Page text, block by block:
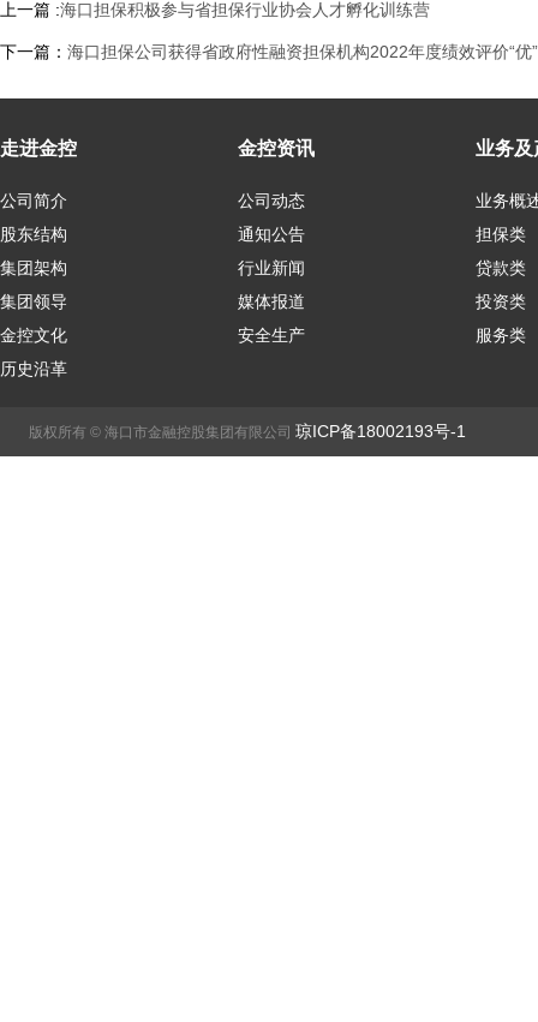
上一篇 :海口担保积极参与省担保行业协会人才孵化训练营
下一篇： 海口担保公司获得省政府性融资担保机构2022年度绩效评价“优
走进金控
公司简介
股东结构
集团架构
集团领导
金控文化
历史沿革
金控资讯
公司动态
通知公告
行业新闻
媒体报道
安全生产
业务及
业务概
担保类
贷款类
投资类
服务类
版权所有 © 海口市金融控股集团有限公司 琼ICP备18002193号-1